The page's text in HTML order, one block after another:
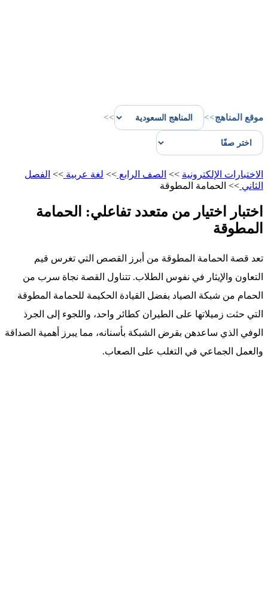
موقع المناهج>>
>>
الاختبارات الإلكترونية >> الصف الرابع >> لغة عربية >> الفصل
الثاني >> الحمامة المطوقة
اختبار اختيار من متعدد تفاعلي: الحمامة
المطوقة
تعد قصة الحمامة المطوقة من أبرز القصص التي تغرس قيم
التعاون والإيثار في نفوس الطلاب. تتناول القصة نجاة سرب من
الحمام من شبكة الصياد بفضل القيادة الحكيمة للحمامة المطوقة
التي حثت زميلاتها على الطيران كطائر واحد، واللجوء إلى الجرذ
الوفي الذي ساعدهن بقرض الشبكة بأسنانه، مما يبرز أهمية الصداقة
والعمل الجماعي في التغلب على الصعاب.